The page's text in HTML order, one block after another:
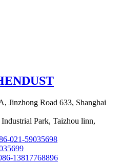
Jinzhong Road 633, Shanghai
Park, Taizhou linn,
021-59035698
13817768896